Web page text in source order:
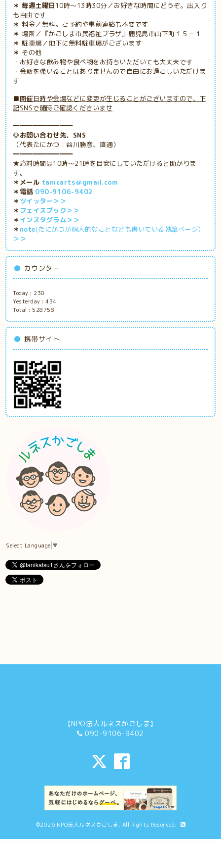
＊ 毎週土曜日10時～13時30分／お好きな時間にどうぞ。出入り
も自由です
＊ 料金／無料。ご予約や事前連絡も不要です
＊ 場所／『かごしま市民福祉プラザ』鹿児島市山下町１５－１
＊ 駐車場／地下に無料駐車場がございます
＊ その他
・お好きな飲み物や食べ物をお持ちいただいても大丈夫です
・会話を強いることはありませんので自由にお過ごしいただけま
す
■開催日時や会場などに変更が生じることがございますので、下
記SNSで随時ご確認くださいませ
━━━━━━━━━
◎お問い合わせ先、SNS
（代表たにかつ：谷川勝彦、直通）
━━━━━━━━━
★応対時間は10時～21時を目安にしていただけると助かりま
す。
＊メール tanicarts＠gmail.com
＊電話 090-9106-9402
＊ ツイッター＞＞
＊ フェイスブック＞＞
＊ インスタグラム＞＞
＊ note(たにかつが個人的なことなども書いている執筆ページ）
＞＞
カウンター
Today : 230
Yesterday :434
Total : 528758
携帯サイト
Select Language ▼
【NPO法人ルネスかごしま】
090-9106-9402
©2026 NPO法人ルネスかごしま. All Rights Reserved.